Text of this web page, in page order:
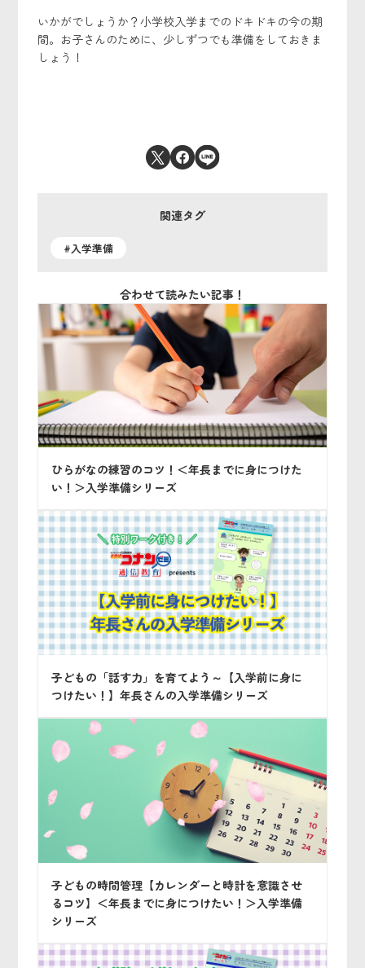
いかがでしょうか？小学校入学までのドキドキの今の期
間。お子さんのために、少しずつでも準備をしておきま
しょう！
関連タグ
#入学準備
合わせて読みたい記事！
ひらがなの練習のコツ！＜年長までに身につけた
い！＞入学準備シリーズ
子どもの「話す力」を育てよう～【入学前に身に
つけたい！】年長さんの入学準備シリーズ
子どもの時間管理【カレンダーと時計を意識させ
るコツ】＜年長までに身につけたい！＞入学準備
シリーズ